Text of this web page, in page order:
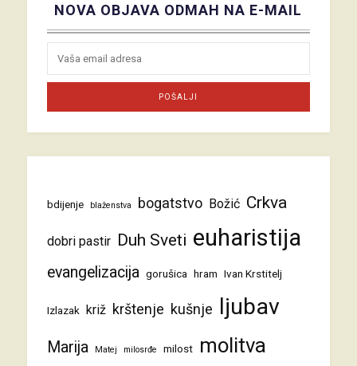
NOVA OBJAVA ODMAH NA E-MAIL
bdijenje blaženstva bogatstvo Božić Crkva
dobri pastir Duh Sveti euharistija
evangelizacija gorušica hram Ivan Krstitelj
Izlazak križ krštenje kušnje ljubav
Marija Matej milosrđe milost molitva